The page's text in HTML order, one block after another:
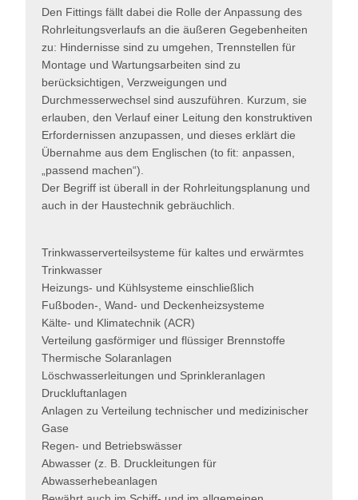
Den Fittings fällt dabei die Rolle der Anpassung des
Rohrleitungsverlaufs an die äußeren Gegebenheiten
zu: Hindernisse sind zu umgehen, Trennstellen für
Montage und Wartungsarbeiten sind zu
berücksichtigen, Verzweigungen und
Durchmesserwechsel sind auszuführen. Kurzum, sie
erlauben, den Verlauf einer Leitung den konstruktiven
Erfordernissen anzupassen, und dieses erklärt die
Übernahme aus dem Englischen (to fit: anpassen,
„passend machen“).
Der Begriff ist überall in der Rohrleitungsplanung und
auch in der Haustechnik gebräuchlich.
Trinkwasserverteilsysteme für kaltes und erwärmtes
Trinkwasser
Heizungs- und Kühlsysteme einschließlich
Fußboden-, Wand- und Deckenheizsysteme
Kälte- und Klimatechnik (ACR)
Verteilung gasförmiger und flüssiger Brennstoffe
Thermische Solaranlagen
Löschwasserleitungen und Sprinkleranlagen
Druckluftanlagen
Anlagen zu Verteilung technischer und medizinischer
Gase
Regen- und Betriebswässer
Abwasser (z. B. Druckleitungen für
Abwasserhebeanlagen